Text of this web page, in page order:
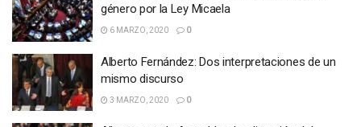
género por la Ley Micaela
6 MARZO, 2020 0
Alberto Fernández: Dos interpretaciones de un
mismo discurso
3 MARZO, 2020 0